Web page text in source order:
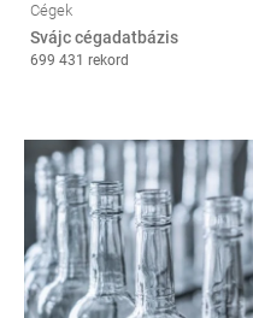
Cégek
Svájc cégadatbázis
699 431 rekord